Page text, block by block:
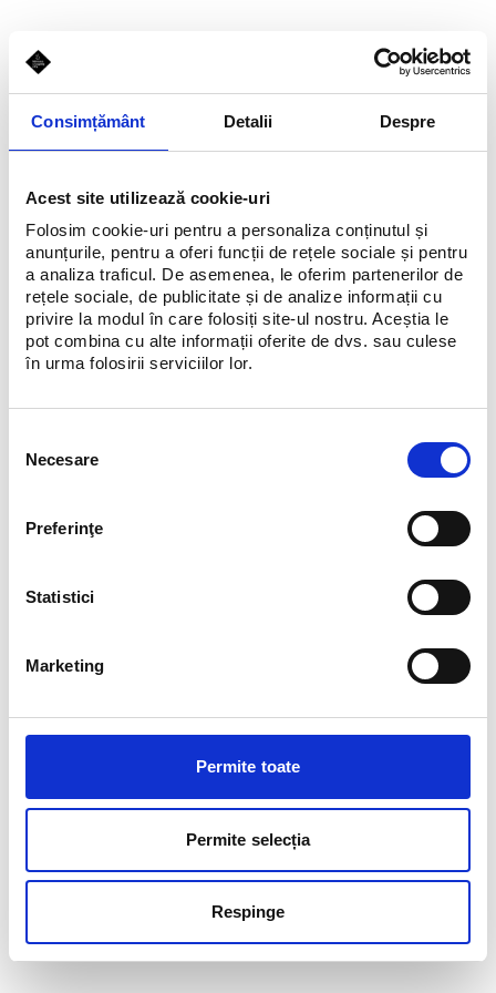
Consimțământ Detalii Despre
Acest site utilizează cookie-uri
Folosim cookie-uri pentru a personaliza conținutul și
anunțurile, pentru a oferi funcții de rețele sociale și pentru
a analiza traficul. De asemenea, le oferim partenerilor de
rețele sociale, de publicitate și de analize informații cu
privire la modul în care folosiți site-ul nostru. Aceștia le
pot combina cu alte informații oferite de dvs. sau culese
în urma folosirii serviciilor lor.
consimțământului
Necesare
Preferinţe
Statistici
Marketing
Permite toate
Permite selecția
Respinge